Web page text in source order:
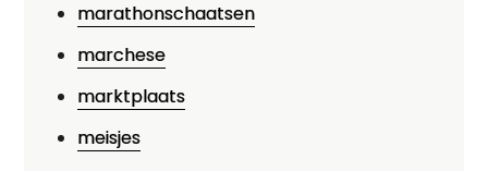
marathonschaatsen
marchese
marktplaats
meisjes